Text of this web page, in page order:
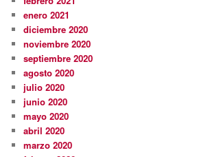
enero 2021
diciembre 2020
noviembre 2020
septiembre 2020
agosto 2020
julio 2020
junio 2020
mayo 2020
abril 2020
marzo 2020